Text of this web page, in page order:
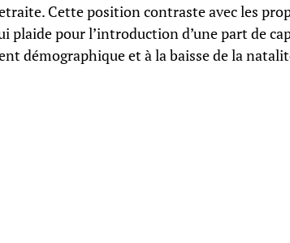
Cette position contraste avec les
plaide pour l’introduction d’une part de
démographique et à la baisse de la